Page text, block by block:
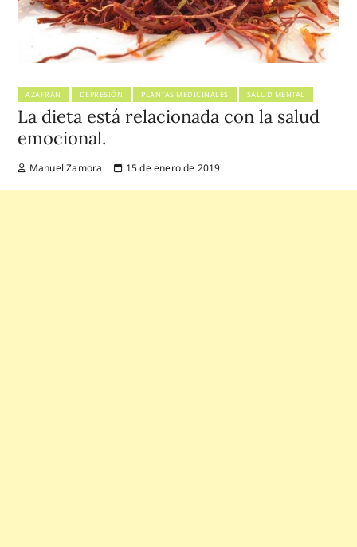
AZAFRÁN DEPRESIÓN PLANTAS MEDICINALES SALUD MENTAL
La dieta está relacionada con la salud
emocional.
Manuel Zamora 15 de enero de 2019